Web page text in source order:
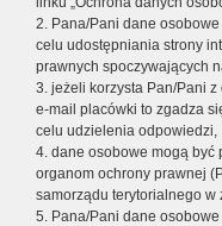
2. Pana/Pani dane
celu udostępniania strony
prawnych spoczywających
3. jeżeli korzysta Pan/Pani
e-mail placówki to zgadza
celu udzielenia odpowiedzi,
4. dane osobowe mogą być
organom ochrony prawnej
samorządu terytorialnego
5. Pana/Pani dane